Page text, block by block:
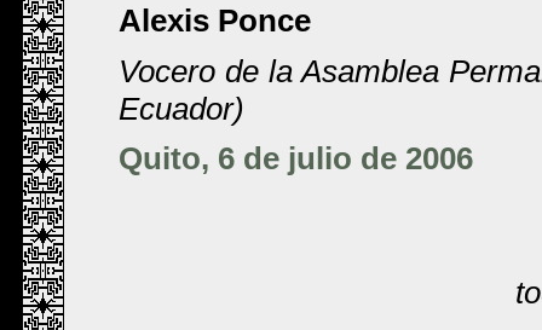
Alexis Ponce
Vocero de la Asamblea
Ecuador)
Quito, 6 de julio de 2006